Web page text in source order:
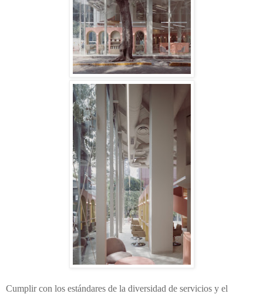
Cumplir con los estándares de la diversidad de servicios y el